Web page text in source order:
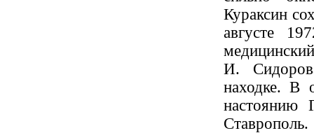
Кураксин
августе
И.
находке. В
настоянию
Ставрополь.